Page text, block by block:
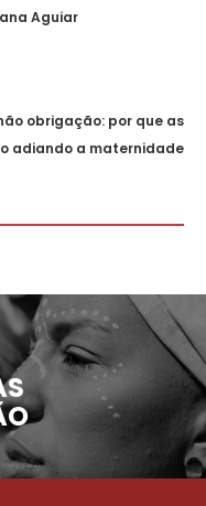
Aguiar
obrigação: por que as
adiando a maternidade